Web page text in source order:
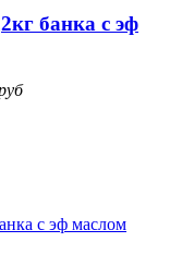
банка с эф